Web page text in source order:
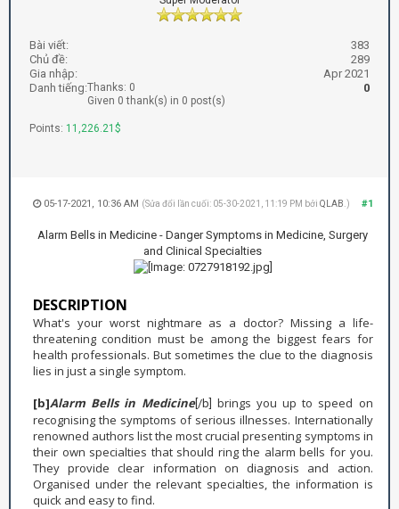
Bài viết:
383
Chủ đề:
289
Gia nhập:
Apr 2021
Danh tiếng:
0
Thanks: 0
Given 0 thank(s) in 0 post(s)
Points: 11,226.21$
#1
05-17-2021, 10:36 AM (Sửa đổi lần cuối: 05-30-2021, 11:19 PM bởi QLAB .)
Alarm Bells in Medicine - Danger Symptoms in Medicine, Surgery
and Clinical Specialties
DESCRIPTION
What's your worst nightmare as a doctor? Missing a life-
threatening condition must be among the biggest fears for
health professionals. But sometimes the clue to the diagnosis
lies in just a single symptom.
[b]Alarm Bells in Medicine[/b]
brings you up to speed on
recognising the symptoms of serious illnesses. Internationally
renowned authors list the most crucial presenting symptoms in
their own specialties that should ring the alarm bells for you.
They provide clear information on diagnosis and action.
Organised under the relevant specialties, the information is
quick and easy to find.